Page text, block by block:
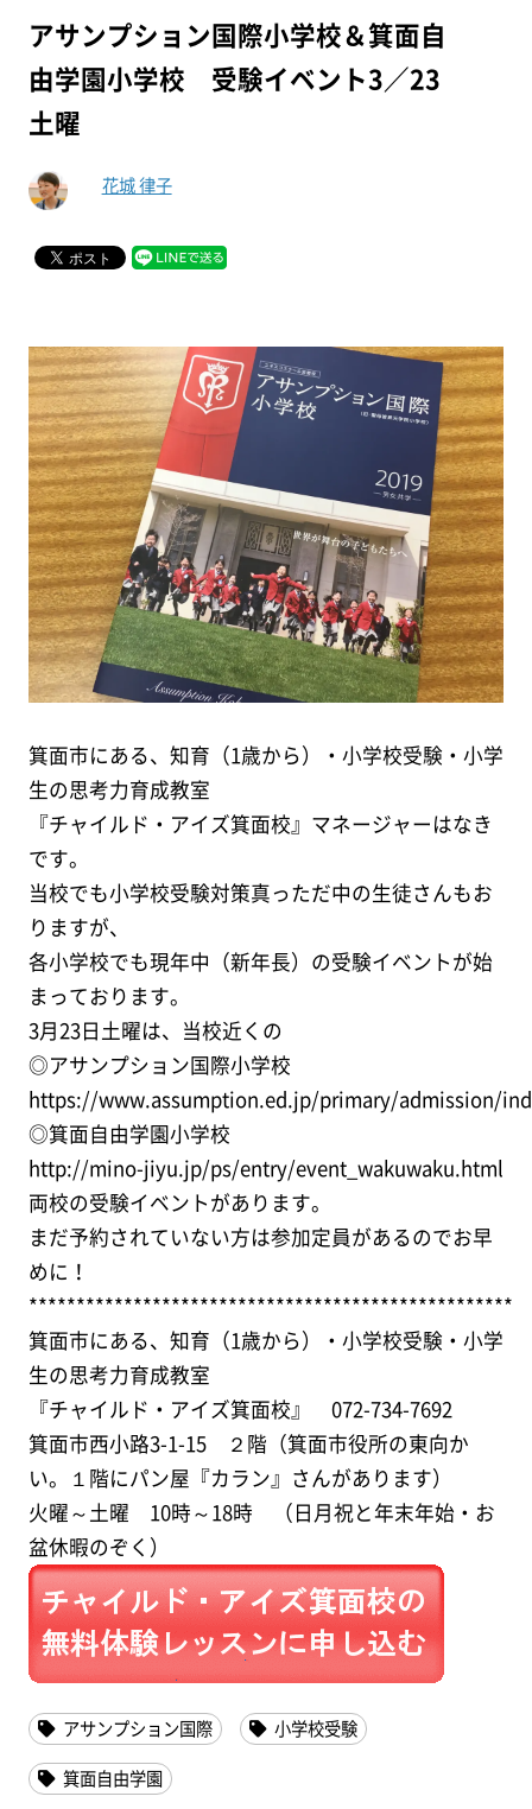
アサンプション国際小学校＆箕面自
由学園小学校 受験イベント3／23
土曜
花城 律子
箕面市にある、知育（1歳から）・小学校受験・小学
生の思考力育成教室
『チャイルド・アイズ箕面校』マネージャーはなき
です。
当校でも小学校受験対策真っただ中の生徒さんもお
りますが、
各小学校でも現年中（新年長）の受験イベントが始
まっております。
3月23日土曜は、当校近くの
◎アサンプション国際小学校
https://www.assumption.ed.jp/primary/admission/
◎箕面自由学園小学校
http://mino-jiyu.jp/ps/entry/event_wakuwaku.html
両校の受験イベントがあります。
まだ予約されていない方は参加定員があるのでお早
めに！
***************************************************
箕面市にある、知育（1歳から）・小学校受験・小学
生の思考力育成教室
『チャイルド・アイズ箕面校』 072-734-7692
箕面市西小路3-1-15 ２階（箕面市役所の東向か
い。１階にパン屋『カラン』さんがあります）
火曜～土曜 10時～18時 （日月祝と年末年始・お
盆休暇のぞく）
アサンプション国際
小学校受験
箕面自由学園